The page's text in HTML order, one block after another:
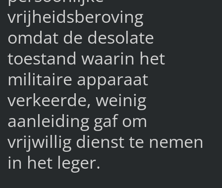
vrijheidsberoving
omdat de desolate
toestand waarin het
militaire apparaat
verkeerde, weinig
aanleiding gaf om
vrijwillig dienst te nemen
in het leger.